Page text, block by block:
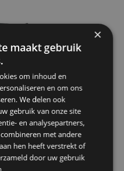
×
maakt gebruik
om inhoud en
en om ons
We delen ook
gebruik van onze site
en analysepartners,
met andere
hen heeft verstrekt of
door uw gebruik